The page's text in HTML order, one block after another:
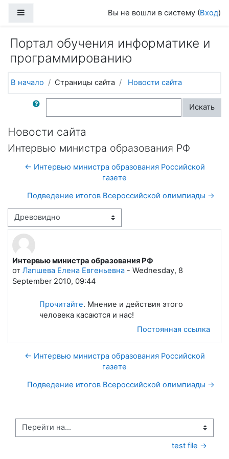
Вы не вошли в систему (Вход)
Портал обучения информатике и
программированию
В начало Страницы сайта Новости сайта
Поиск по форумам Искать
Новости сайта
Интервью министра образования РФ
← Интервью министра образования Российской
газете
Подведение итогов Всероссийской олимпиады →
Режим отображения
Интервью министра образования РФ
от Лапшева Елена Евгеньевна - Wednesday, 8
September 2010, 09:44
Количество ответов: 0
Прочитайте. Мнение и действия этого
человека касаются и нас!
Постоянная ссылка
← Интервью министра образования Российской
газете
Подведение итогов Всероссийской олимпиады →
Перейти на...
test file →